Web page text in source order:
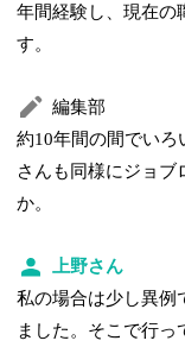
年間経験し、現在の
す。
編集部
約10年間の間でい
さんも同様にジョブ
か。
上野さん
私の場合は少し異例
ました。そこで行